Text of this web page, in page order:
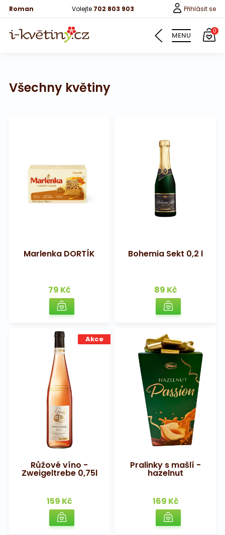
Roman Volejte 702 803 903 Přihlásit se
MENU 0
Květiny
Růže 40cm
Bonboniery
Všechny květiny
Marlenka DORTÍK
79 Kč
Bohemia Sekt 0,2 l
89 Kč
Akce
Růžové víno -
Zweigeltrebe 0,75l
159 Kč
Pralinky s mašlí -
hazelnut
169 Kč